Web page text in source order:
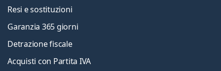
Resi e sostituzioni
Garanzia 365 giorni
Detrazione fiscale
Acquisti con Partita IVA